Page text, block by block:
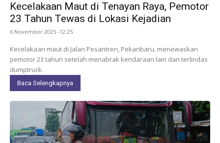
Kecelakaan Maut di Tenayan Raya, Pemotor
23 Tahun Tewas di Lokasi Kejadian
6 November 2025 -12:25
Kecelakaan maut di Jalan Pesantren, Pekanbaru, menewaskan
pemotor 23 tahun setelah menabrak kendaraan lain dan terlindas
dumptruck.
Baca Selengkapnya